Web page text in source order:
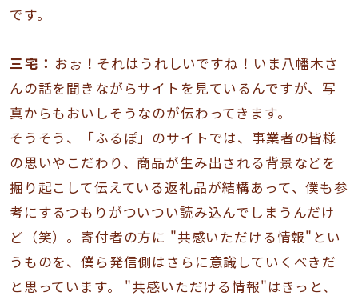
です。
三宅： おぉ！それはうれしいですね！いま八幡木さ
んの話を聞きながらサイトを見ているんですが、写
真からもおいしそうなのが伝わってきます。
そうそう、「ふるぽ」のサイトでは、事業者の皆様
の思いやこだわり、商品が生み出される背景などを
掘り起こして伝えている返礼品が結構あって、僕も参
考にするつもりがついつい読み込んでしまうんだけ
ど（笑）。寄付者の方に "共感いただける情報"とい
うものを、僕ら発信側はさらに意識していくべきだ
と思っています。 "共感いただける情報"はきっと、